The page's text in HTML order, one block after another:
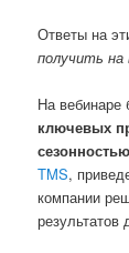
Ответы на
получить на
На вебинаре
ключевых
сезонностью
TMS,
компании
результатов